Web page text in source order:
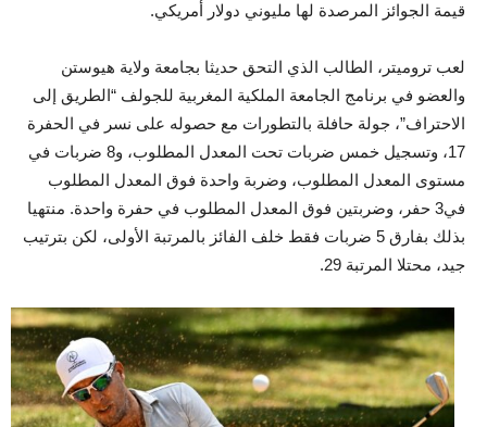
قيمة الجوائز المرصدة لها مليوني دولار أمريكي.
لعب تروميتر، الطالب الذي التحق حديثا بجامعة ولاية هيوستن
والعضو في برنامج الجامعة الملكية المغربية للجولف “الطريق إلى
الاحتراف”، جولة حافلة بالتطورات مع حصوله على نسر في الحفرة
17، وتسجيل خمس ضربات تحت المعدل المطلوب، و8 ضربات في
مستوى المعدل المطلوب، وضربة واحدة فوق المعدل المطلوب
في3 حفر، وضربتين فوق المعدل المطلوب في حفرة واحدة. منتهيا
بذلك بفارق 5 ضربات فقط خلف الفائز بالمرتبة الأولى، لكن بترتيب
جيد، محتلا المرتبة 29.